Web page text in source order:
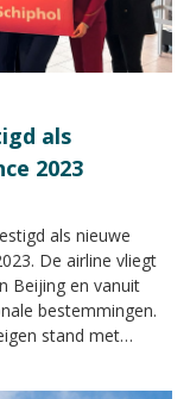
als
2023
als nieuwe
De airline vliegt
Beijing en vanuit
bestemmingen.
stand met